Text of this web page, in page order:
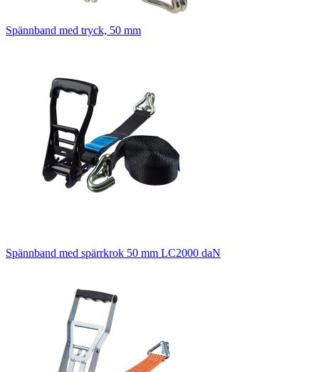
Spännband med tryck, 50 mm
Spännband med spärrkrok 50 mm LC2000 daN